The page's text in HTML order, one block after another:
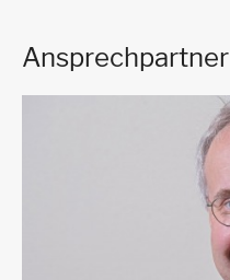
Ansprechpartner